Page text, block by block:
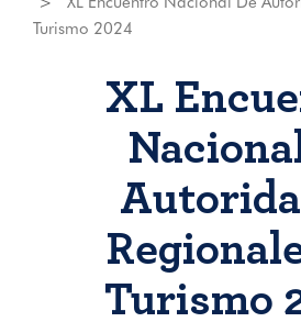
Turismo 2024
XL
Turismo